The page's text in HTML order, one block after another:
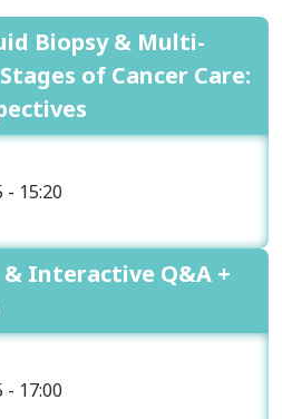
Biopsy & Multi-
of Cancer Care:
- 15:20
& Interactive Q&A +
- 17:00